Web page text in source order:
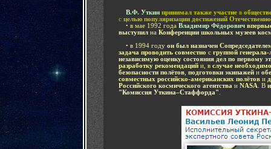
В.Ф. Уткин принимал также участие в
с целью популяризации достижений
• в мае 1992 года Владимир Фёдорович
выступил на Конференции школьных музеев
• в 1994 году он был назначен
задача проводить совместно с группой
независимую оценку состояния дел по первому
разработку рекомендаций и, в случае
безопасности полётов подготовки экипажей и
совместных российско-американских полётов и
Российского космического агентства и NASA . В
"Комиссия Уткина–Стаффорда"